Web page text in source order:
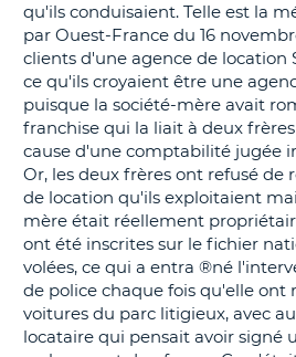
qu'ils conduisaient. Telle est la
par Ouest-France du 16
clients d'une agence de location
ce qu'ils croyaient être une
puisque la société-mère avait
franchise qui la liait à deux
cause d'une comptabilité jugée
Or, les deux frères ont refusé de
de location qu'ils exploitaient
mère était réellement
ont été inscrites sur le fichier
volées, ce qui a entra ®né
de police chaque fois qu'elle ont
voitures du parc litigieux, avec
locataire qui pensait avoir signé